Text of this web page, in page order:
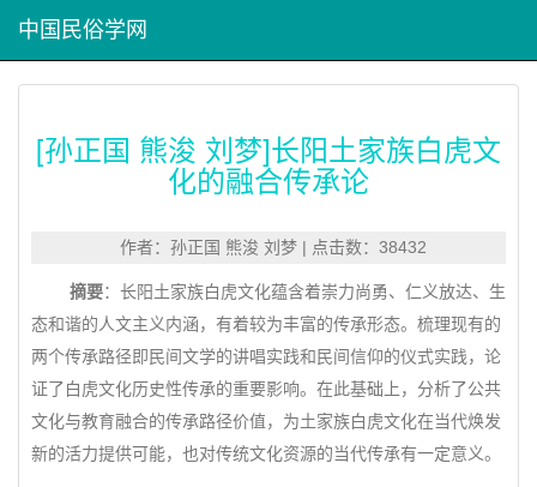
中国民俗学网
[孙正国 熊浚 刘梦]长阳土家族白虎文
化的融合传承论
作者：孙正国 熊浚 刘梦 | 点击数：38432
摘要：长阳土家族白虎文化蕴含着崇力尚勇、仁义放达、生
态和谐的人文主义内涵，有着较为丰富的传承形态。梳理现有的
两个传承路径即民间文学的讲唱实践和民间信仰的仪式实践，论
证了白虎文化历史性传承的重要影响。在此基础上，分析了公共
文化与教育融合的传承路径价值，为土家族白虎文化在当代焕发
新的活力提供可能，也对传统文化资源的当代传承有一定意义。